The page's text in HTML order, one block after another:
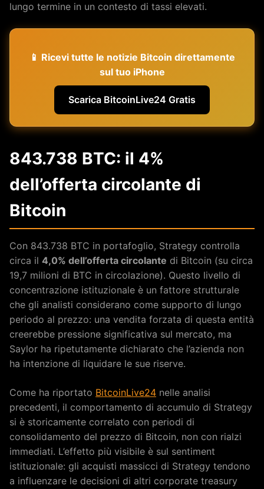
lungo termine in un contesto di tassi elevati.
📱 Ricevi tutte le notizie Bitcoin direttamente
sul tuo iPhone
Scarica BitcoinLive24 Gratis
843.738 BTC: il 4%
dell’offerta circolante di
Bitcoin
Con 843.738 BTC in portafoglio, Strategy controlla
circa il 4,0% dell’offerta circolante di Bitcoin (su circa
19,7 milioni di BTC in circolazione). Questo livello di
concentrazione istituzionale è un fattore strutturale
che gli analisti considerano come supporto di lungo
periodo al prezzo: una vendita forzata di questa entità
creerebbe pressione significativa sul mercato, ma
Saylor ha ripetutamente dichiarato che l’azienda non
ha intenzione di liquidare le sue riserve.
Come ha riportato BitcoinLive24 nelle analisi
precedenti, il comportamento di accumulo di Strategy
si è storicamente correlato con periodi di
consolidamento del prezzo di Bitcoin, non con rialzi
immediati. L’effetto più visibile è sul sentiment
istituzionale: gli acquisti massicci di Strategy tendono
a influenzare le decisioni di altri corporate treasury